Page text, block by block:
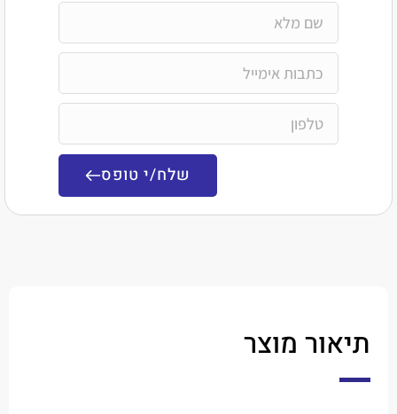
שלח/י טופס
מוצר